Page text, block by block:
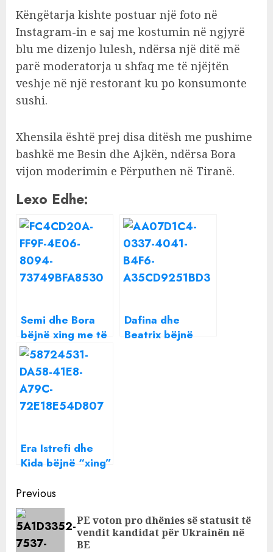
Këngëtarja kishte postuar një foto në
Instagram-in e saj me kostumin në ngjyrë
blu me dizenjo lulesh, ndërsa një ditë më
parë moderatorja u shfaq me të njëjtën
veshje në një restorant ku po konsumonte
sushi.
Xhensila është prej disa ditësh me pushime
bashkë me Besin dhe Ajkën, ndërsa Bora
vijon moderimin e Përputhen në Tiranë.
Lexo Edhe:
Semi dhe Bora
bëjnë xing me të
njëjtën veshje,
por cilës i shkon
më shumë
Dafina dhe
Beatrix bëjnë
Era Istrefi dhe
Kida bëjnë “xing”
tyre! Kujt i shkon
më shumë?
Continue
Reading
Previous
PE voton pro dhënies së statusit të
vendit kandidat për Ukrainën në
BE